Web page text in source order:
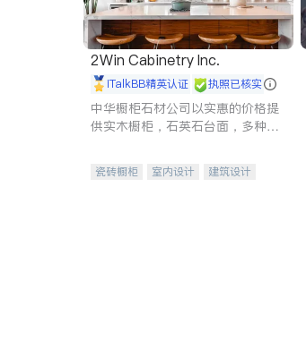
2Win Cabinetry Inc.
iTalkBB精英认证 执照已核实
中华橱柜石材公司以实惠的价格提
供实木橱柜，石英石台面，多种优
机。品质厨房，家的选择。
瓷砖橱柜 室内设计
建筑设计